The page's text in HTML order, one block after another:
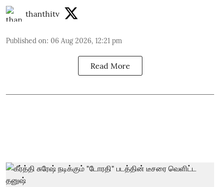
thanthitv
Published on: 06 Aug 2026, 12:21 pm
Read More